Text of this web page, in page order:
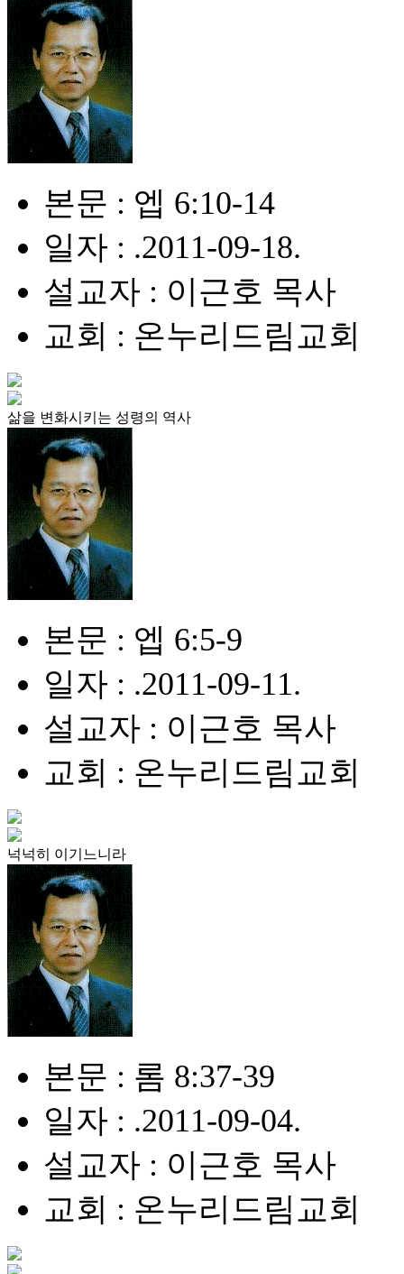
본문 : 엡 6:10-14
일자 : .2011-09-18.
설교자 : 이근호 목사
교회 : 온누리드림교회
삶을 변화시키는 성령의 역사
본문 : 엡 6:5-9
일자 : .2011-09-11.
설교자 : 이근호 목사
교회 : 온누리드림교회
넉넉히 이기느니라
본문 : 롬 8:37-39
일자 : .2011-09-04.
설교자 : 이근호 목사
교회 : 온누리드림교회